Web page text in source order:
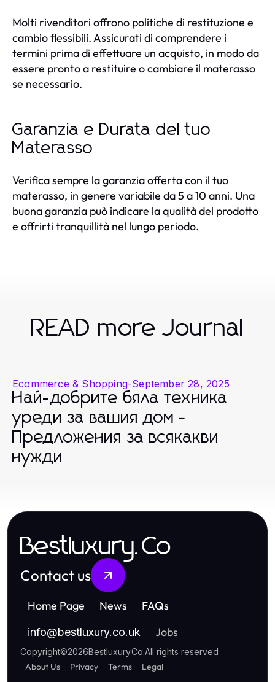
Molti rivenditori offrono politiche di restituzione e
cambio flessibili. Assicurati di comprendere i
termini prima di effettuare un acquisto, in modo da
essere pronto a restituire o cambiare il materasso
se necessario.
Garanzia e Durata del tuo
Materasso
Verifica sempre la garanzia offerta con il tuo
materasso, in genere variabile da 5 a 10 anni. Una
buona garanzia può indicare la qualità del prodotto
e offrirti tranquillità nel lungo periodo.
READ more Journal
Ecommerce & Shopping-September 28, 2025
Най-добрите бяла техника
уреди за вашия дом -
Предложения за всякакви
нужди
Bestluxury.Co
Contact us
Home Page News FAQs
info@bestluxury.co.uk Jobs
Copyright©2026Bestluxury.Co.All rights reserved
About Us Privacy Terms Legal